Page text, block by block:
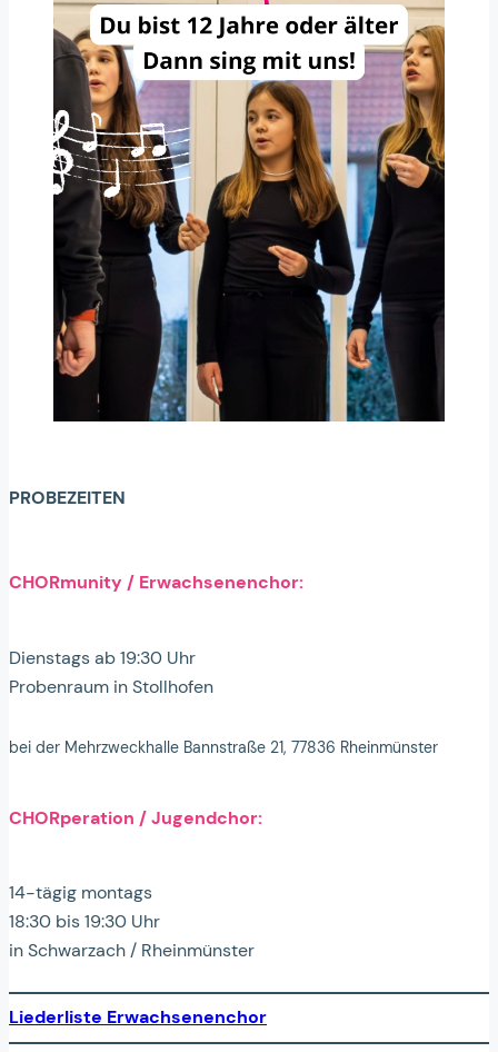
PROBEZEITEN
CHORmunity / Erwachsenenchor:
Dienstags ab 19:30 Uhr
Probenraum in Stollhofen
bei der Mehrzweckhalle Bannstraße 21, 77836 Rheinmünster
CHORperation / Jugendchor:
14-tägig montags
18:30 bis 19:30 Uhr
in Schwarzach / Rheinmünster
Liederliste Erwachsenenchor